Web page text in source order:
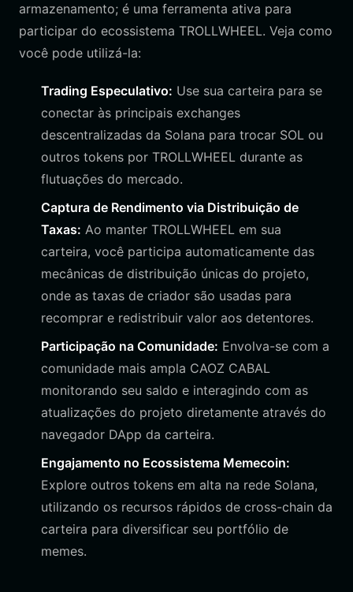
armazenamento; é uma ferramenta ativa para
participar do ecossistema TROLLWHEEL. Veja como
você pode utilizá-la:
Trading Especulativo: Use sua carteira para se
conectar às principais exchanges
descentralizadas da Solana para trocar SOL ou
outros tokens por TROLLWHEEL durante as
flutuações do mercado.
Captura de Rendimento via Distribuição de
Taxas: Ao manter TROLLWHEEL em sua
carteira, você participa automaticamente das
mecânicas de distribuição únicas do projeto,
onde as taxas de criador são usadas para
recomprar e redistribuir valor aos detentores.
Participação na Comunidade: Envolva-se com a
comunidade mais ampla CAOZ CABAL
monitorando seu saldo e interagindo com as
atualizações do projeto diretamente através do
navegador DApp da carteira.
Engajamento no Ecossistema Memecoin:
Explore outros tokens em alta na rede Solana,
utilizando os recursos rápidos de cross-chain da
carteira para diversificar seu portfólio de
memes.